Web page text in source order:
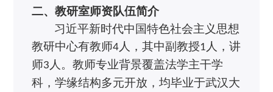
二、教研室师资队伍简介
习近平新时代中国特色社会主义思想
教研中心有教师4人，其中副教授1 人，讲
师3 人。教师专业背景覆盖法学主干学
科，学缘结构多元开放，均毕业于武汉大